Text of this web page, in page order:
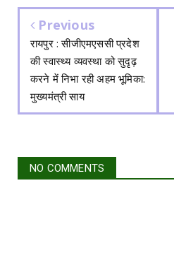
Previous
रायपुर : सीजीएमएससी प्रदेश
की स्वास्थ्य व्यवस्था को सुदृढ़
करने में निभा रही अहम भूमिका:
मुख्यमंत्री साय
NO COMMENTS